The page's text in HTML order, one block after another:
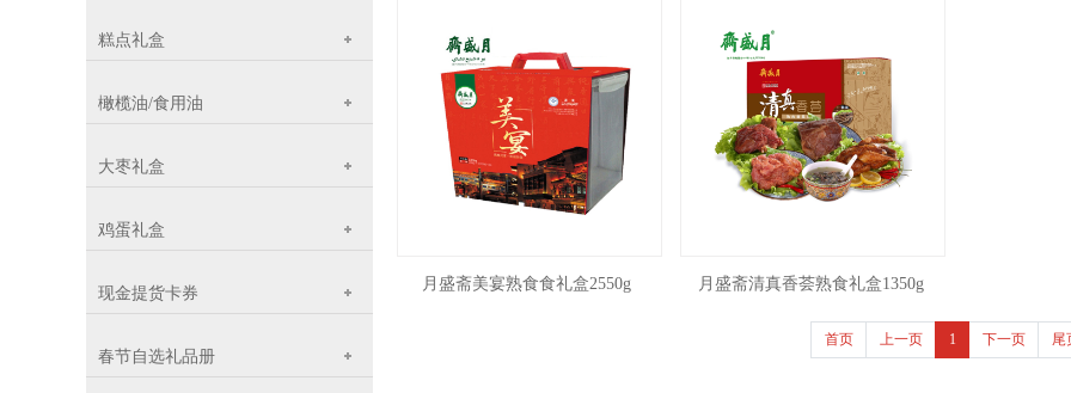
糕点礼盒
橄榄油/食用油
大枣礼盒
鸡蛋礼盒
现金提货卡券
春节自选礼品册
月盛斋美宴熟食食礼盒2550g 月盛斋清真香荟熟食礼盒1350g
首页 上一页 1 下一页 尾